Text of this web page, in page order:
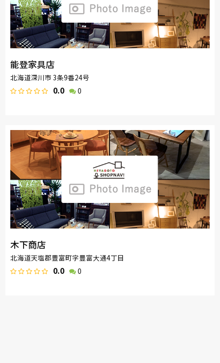
能登家具店
北海道深川市 3条9番24号
0.0 0
木下商店
北海道天塩郡豊富町字豊富大通4丁目
0.0 0